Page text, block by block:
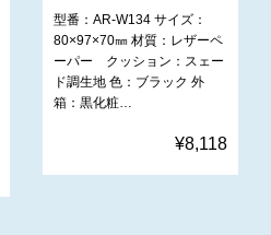
型番：AR-W134 サイズ：
80×97×70㎜ 材質：レザーペ
ーパー クッション：スェー
ド調生地 色：ブラック 外
箱：黒化粧…
¥8,118